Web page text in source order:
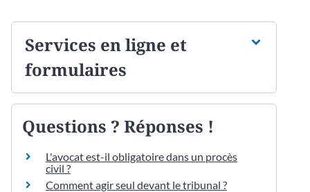
Services en ligne et
formulaires
Questions ? Réponses !
L'avocat est-il obligatoire dans un procès
civil ?
Comment agir seul devant le tribunal ?